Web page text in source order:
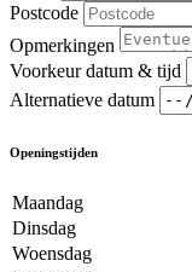
Postcode
Opmerkingen
Voorkeur datum & tijd
Alternatieve datum
Openingstijden
Maandag
Dinsdag
Woensdag